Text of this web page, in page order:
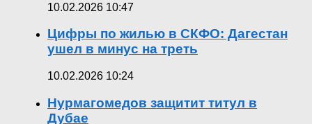
10.02.2026 10:47
Цифры по жилью в СКФО: Дагестан
ушел в минус на треть
10.02.2026 10:24
Нурмагомедов защитит титул в
Дубае